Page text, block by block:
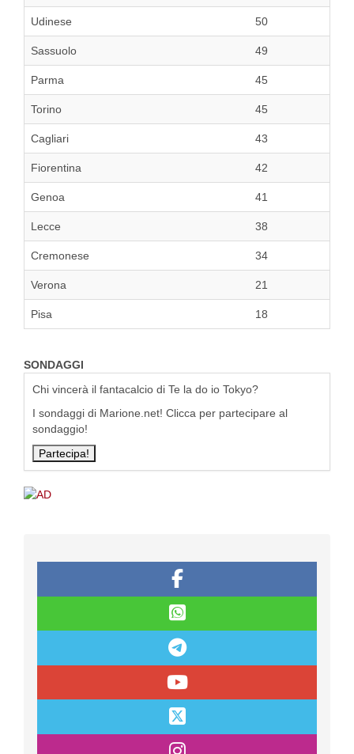
Udinese 50
Sassuolo 49
Parma 45
Torino 45
Cagliari 43
Fiorentina 42
Genoa 41
Lecce 38
Cremonese 34
Verona 21
Pisa 18
SONDAGGI
Chi vincerà il fantacalcio di Te la do io Tokyo?
I sondaggi di Marione.net! Clicca per partecipare al
sondaggio!